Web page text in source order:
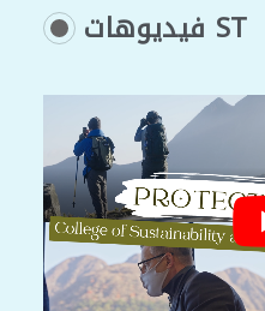
فيديوهات ST